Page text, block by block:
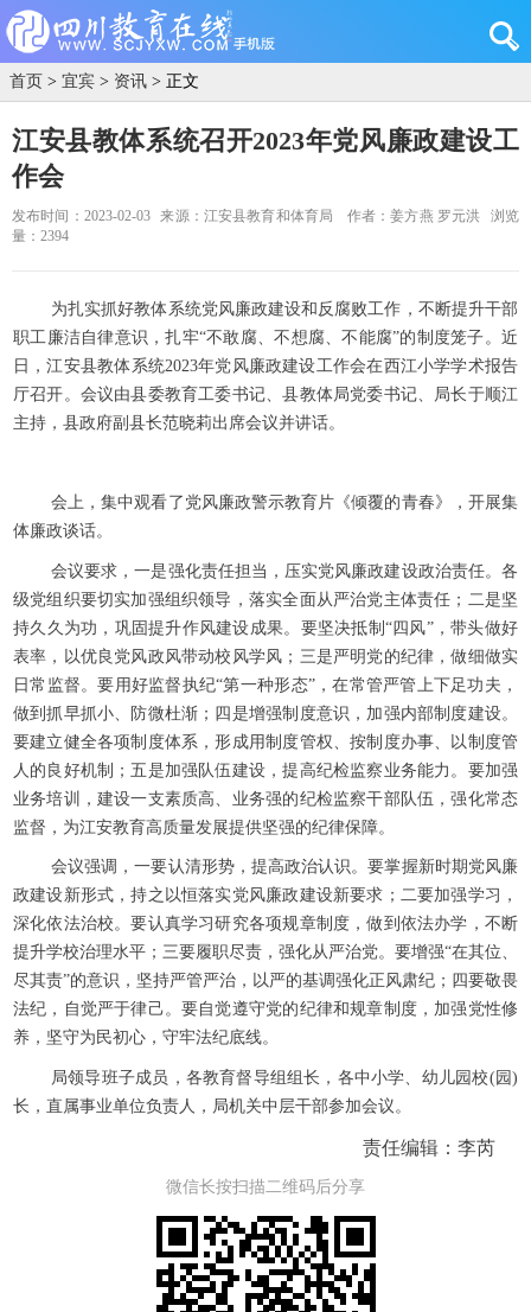
首页 > 宜宾 > 资讯 > 正文
江安县教体系统召开2023年党风廉政建设工
作会
发布时间：2023-02-03 来源：江安县教育和体育局 作者：姜方燕 罗元洪
浏览
量：2394
为扎实抓好教体系统党风廉政建设和反腐败工作，不断提升干部
职工廉洁自律意识，扎牢“不敢腐、不想腐、不能腐”的制度笼子。近
日，江安县教体系统2023年党风廉政建设工作会在西江小学学术报告
厅召开。会议由县委教育工委书记、县教体局党委书记、局长于顺江
主持，县政府副县长范晓莉出席会议并讲话。
会上，集中观看了党风廉政警示教育片《倾覆的青春》，开展集
体廉政谈话。
会议要求，一是强化责任担当，压实党风廉政建设政治责任。各
级党组织要切实加强组织领导，落实全面从严治党主体责任；二是坚
持久久为功，巩固提升作风建设成果。要坚决抵制“四风”，带头做好
表率，以优良党风政风带动校风学风；三是严明党的纪律，做细做实
日常监督。要用好监督执纪“第一种形态”，在常管严管上下足功夫，
做到抓早抓小、防微杜渐；四是增强制度意识，加强内部制度建设。
要建立健全各项制度体系，形成用制度管权、按制度办事、以制度管
人的良好机制；五是加强队伍建设，提高纪检监察业务能力。要加强
业务培训，建设一支素质高、业务强的纪检监察干部队伍，强化常态
监督，为江安教育高质量发展提供坚强的纪律保障。
会议强调，一要认清形势，提高政治认识。要掌握新时期党风廉
政建设新形式，持之以恒落实党风廉政建设新要求；二要加强学习，
深化依法治校。要认真学习研究各项规章制度，做到依法办学，不断
提升学校治理水平；三要履职尽责，强化从严治党。要增强“在其位、
尽其责”的意识，坚持严管严治，以严的基调强化正风肃纪；四要敬畏
法纪，自觉严于律己。要自觉遵守党的纪律和规章制度，加强党性修
养，坚守为民初心，守牢法纪底线。
局领导班子成员，各教育督导组组长，各中小学、幼儿园校(园)
长，直属事业单位负责人，局机关中层干部参加会议。
责任编辑：李芮
微信长按扫描二维码后分享